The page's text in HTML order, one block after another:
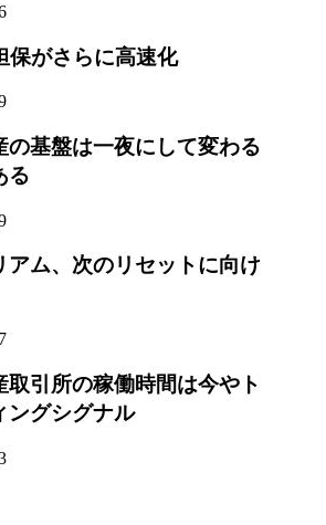
保がさらに高速化
の基盤は一夜にして変わる
る
アム、次のリセットに向け
取引所の稼働時間は今やト
ングシグナル